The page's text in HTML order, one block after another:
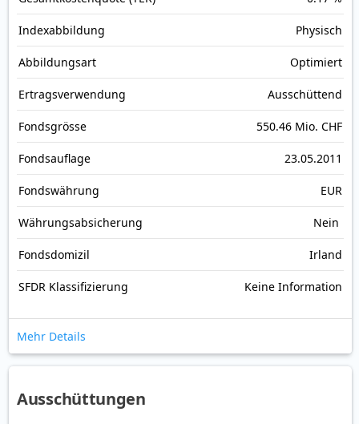
Index­abbildung Physisch
Abbildungs­art Optimiert
Ertrags­verwendung Ausschüttend
Fonds­grösse 550.46 Mio. CHF
Fonds­auflage 23.05.2011
Fonds­währung EUR
Währungsabsicherung Nein
Fondsdomizil Irland
SFDR Klassifizierung Keine Information
Mehr Details
Ausschüttungen